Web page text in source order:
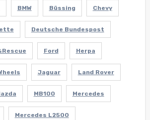
BMW Büssing Chevy
Deutsche Bundespost
Ford Herpa
Jaguar Land Rover
MB100 Mercedes
Mercedes L2500